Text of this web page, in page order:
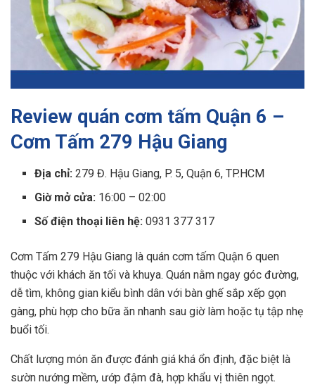
Review quán cơm tấm Quận 6 –
Cơm Tấm 279 Hậu Giang
Địa chỉ: 279 Đ. Hậu Giang, P. 5, Quận 6, TP.HCM
Giờ mở cửa: 16:00 – 02:00
Số điện thoại liên hệ: 0931 377 317
Cơm Tấm 279 Hậu Giang là quán cơm tấm Quận 6 quen
thuộc với khách ăn tối và khuya. Quán nằm ngay góc đường,
dễ tìm, không gian kiểu bình dân với bàn ghế sắp xếp gọn
gàng, phù hợp cho bữa ăn nhanh sau giờ làm hoặc tụ tập nhẹ
buổi tối.
Chất lượng món ăn được đánh giá khá ổn định, đặc biệt là
sườn nướng mềm, ướp đậm đà, hợp khẩu vị thiên ngọt.